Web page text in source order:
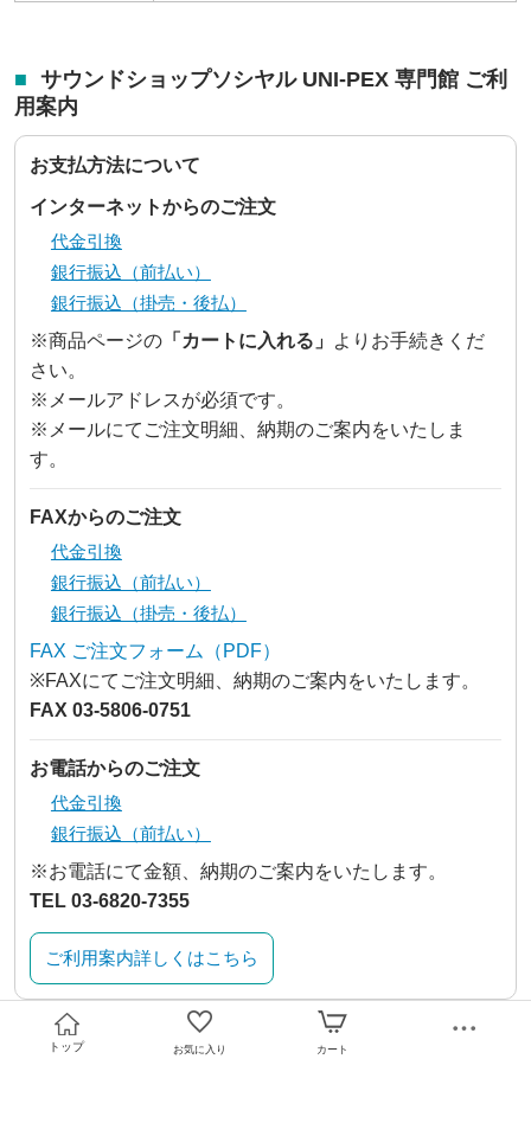
■ サウンドショップソシヤル UNI-PEX 専門館 ご利
用案内
お支払方法について
インターネットからのご注文
代金引換
銀行振込（前払い）
銀行振込（掛売・後払）
※商品ページの 「カートに入れる」
よりお手続きくだ
さい。
※メールアドレスが必須です。
※メールにてご注文明細、納期のご案内をいたしま
す。
FAXからのご注文
代金引換
銀行振込（前払い）
銀行振込（掛売・後払）
FAX ご注文フォーム（PDF）
※FAXにてご注文明細、納期のご案内をいたします。
FAX 03-5806-0751
お電話からのご注文
代金引換
銀行振込（前払い）
※お電話にて金額、納期のご案内をいたします。
TEL 03-6820-7355
ご利用案内詳しくはこちら
トップ お気に入り カート